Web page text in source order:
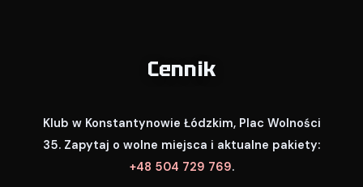
Cennik
Klub w Konstantynowie Łódzkim, Plac Wolności
35. Zapytaj o wolne miejsca i aktualne pakiety:
+48 504 729 769.